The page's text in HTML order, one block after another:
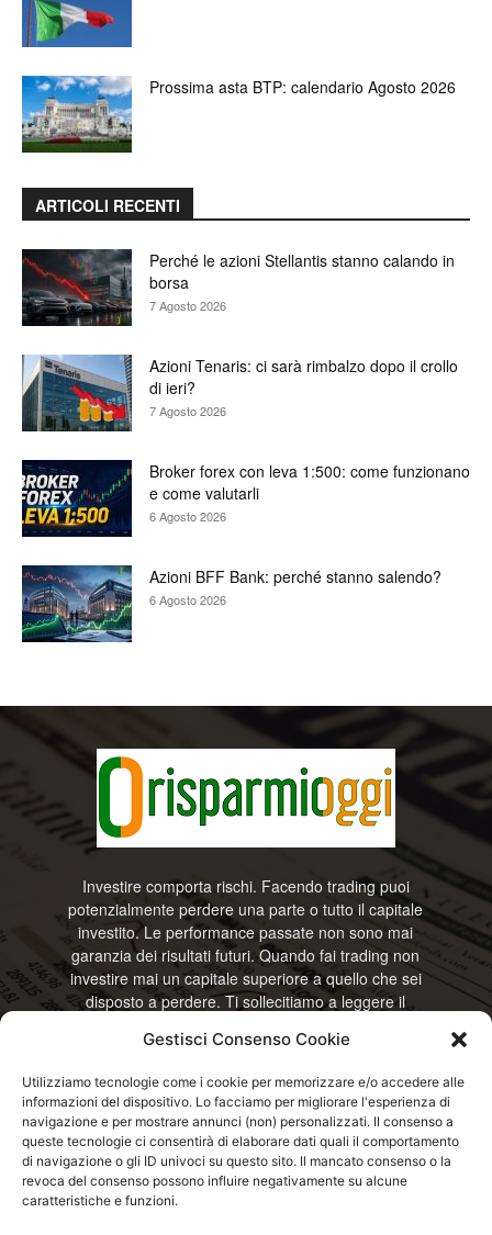
Gestisci Consenso Cookie
Utilizziamo tecnologie come i cookie per memorizzare e/o accedere alle
informazioni del dispositivo. Lo facciamo per migliorare l'esperienza di
navigazione e per mostrare annunci (non) personalizzati. Il consenso a
queste tecnologie ci consentirà di elaborare dati quali il comportamento
di navigazione o gli ID univoci su questo sito. Il mancato consenso o la
revoca del consenso possono influire negativamente su alcune
caratteristiche e funzioni.
Prossima asta BTP: calendario Agosto 2026
ARTICOLI RECENTI
Perché le azioni Stellantis stanno calando in
borsa
7 Agosto 2026
Azioni Tenaris: ci sarà rimbalzo dopo il crollo
di ieri?
7 Agosto 2026
Broker forex con leva 1:500: come funzionano
e come valutarli
6 Agosto 2026
Azioni BFF Bank: perché stanno salendo?
6 Agosto 2026
Investire comporta rischi. Facendo trading puoi
potenzialmente perdere una parte o tutto il capitale
investito. Le performance passate non sono mai
garanzia dei risultati futuri. Quando fai trading non
investire mai un capitale superiore a quello che sei
disposto a perdere. Ti sollecitiamo a leggere il
RisparmiOggi non offre alcun genere di consulenza
informazioni riportate. Continuando ad accedere o
a usare questo sito o ogni servizio disponibile
questo sito, dichiari di accettare termini e condizioni
previste. © RisparmiOggi
Contattaci: